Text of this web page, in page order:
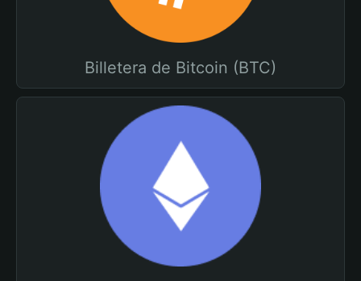
Billetera de Bitcoin (BTC)